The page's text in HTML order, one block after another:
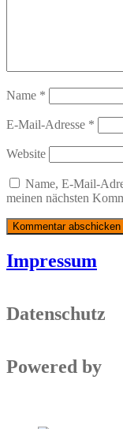
Name *
E-Mail-Adresse *
Website
Name, E-Mail-
meinen nächsten
Impressum
Datenschutz
Powered by